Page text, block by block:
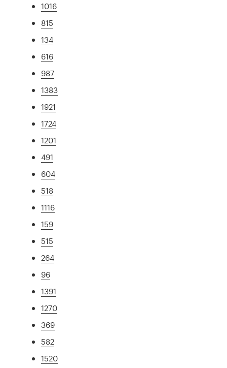
1016
815
134
616
987
1383
1921
1724
1201
491
604
518
1116
159
515
264
96
1391
1270
369
582
1520